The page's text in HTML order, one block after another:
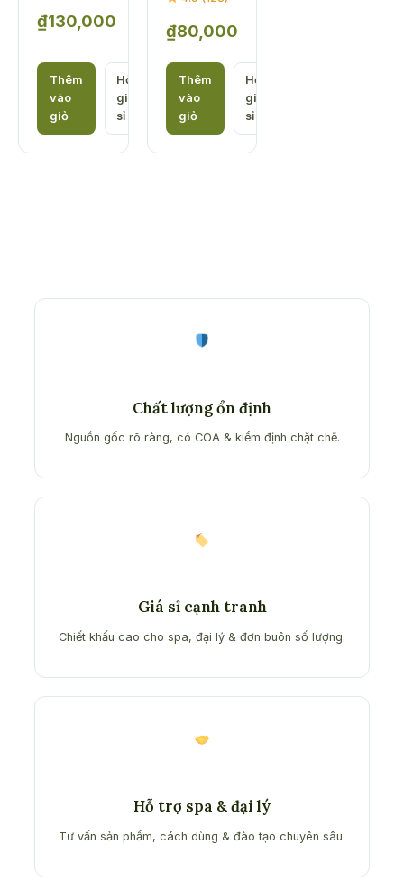
₫130,000
Thêm
vào
giỏ
Hỏi
giá
sỉ
₫80,000
Thêm
vào
giỏ
Hỏi
giá
sỉ
Chất lượng ổn định
Nguồn gốc rõ ràng, có COA & kiểm định chặt chẽ.
Giá sỉ cạnh tranh
Chiết khấu cao cho spa, đại lý & đơn buôn số lượng.
Hỗ trợ spa & đại lý
Tư vấn sản phẩm, cách dùng & đào tạo chuyên sâu.